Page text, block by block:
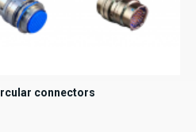
connectors